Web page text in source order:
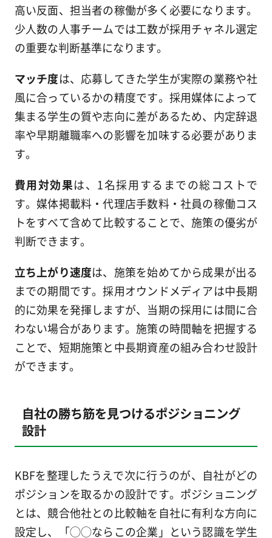
高い反面、担当者の稼働が多く必要になります。
少人数の人事チームでは工数が採用チャネル選定
の重要な判断基準になります。
マッチ度は、応募してきた学生が実際の業務や社
風に合っているかの精度です。採用媒体によって
集まる学生の質や志向に差があるため、内定辞退
率や早期離職率への影響を加味する必要がありま
す。
費用対効果は、1名採用するまでの総コストで
す。媒体掲載料・代理店手数料・社員の稼働コス
トをすべて含めて比較することで、施策の優劣が
判断できます。
立ち上がり速度は、施策を始めてから成果が出る
までの期間です。採用オウンドメディアは中長期
的に効果を発揮しますが、当期の採用には間に合
わない場合があります。施策の時間軸を把握する
ことで、短期施策と中長期資産の組み合わせ設計
ができます。
自社の勝ち筋を見つけるポジショニング
設計
KBFを整理したうえで次に行うのが、自社がどの
ポジションを取るかの設計です。ポジショニング
とは、競合他社との比較軸を自社に有利な方向に
設定し、「◯◯ならこの企業」という認識を学生